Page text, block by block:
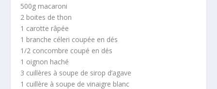
500g macaroni
2 boites de thon
1 carotte râpée
1 branche céleri coupée en dés
1/2 concombre coupé en dés
1 oignon haché
3 cuillères à soupe de sirop d’agave
1 cuillère à soupe de vinaigre blanc